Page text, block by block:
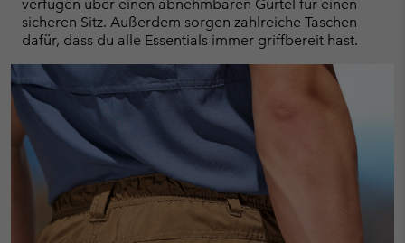
verfügen über einen abnehmbaren Gürtel für einen
sicheren Sitz. Außerdem sorgen zahlreiche Taschen
dafür, dass du alle Essentials immer griffbereit hast.